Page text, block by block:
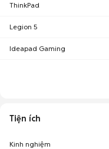
ThinkPad
Legion 5
Ideapad Gaming
Tiện ích
Kinh nghiệm